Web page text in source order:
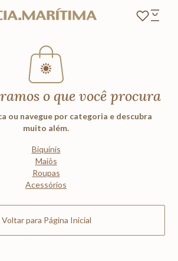
o que você procura
ou navegue por categoria e descubra
muito além.
Biquínis
Maiôs
Roupas
Acessórios
Voltar para Página Inicial